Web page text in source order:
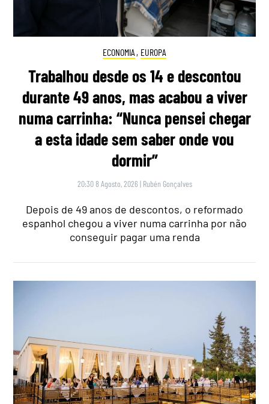
ECONOMIA , EUROPA
Trabalhou desde os 14 e descontou
durante 49 anos, mas acabou a viver
numa carrinha: “Nunca pensei chegar
a esta idade sem saber onde vou
dormir”
20:30 8 Agosto, 2026 | Rubén Gonçalves
Depois de 49 anos de descontos, o reformado
espanhol chegou a viver numa carrinha por não
conseguir pagar uma renda